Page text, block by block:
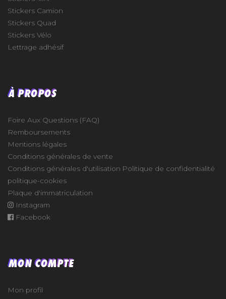
Stickers Camion
Stickers Quad
Stickers Vélo
Lettrage adhésif
À PROPOS
Foire Aux Questions (FAQ)
Remboursements
Mentions légales
Conditions générales de vente
Conditions générales d'utilisation Politique de confidentialité
politique-cookies
Plaque d'immatriculation
Instagram
Facebook
MON COMPTE
Mon profil